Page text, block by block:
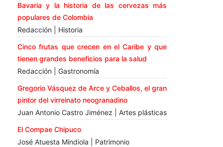
Bavaria y la historia de las cervezas más
populares de Colombia
Redacción | Historia
Cinco frutas que crecen en el Caribe y que
tienen grandes beneficios para la salud
Redacción | Gastronomía
Gregorio Vásquez de Arce y Ceballos, el gran
pintor del virreinato neogranadino
Juan Antonio Castro Jiménez | Artes plásticas
El Compae Chipuco
José Atuesta Mindiola | Patrimonio